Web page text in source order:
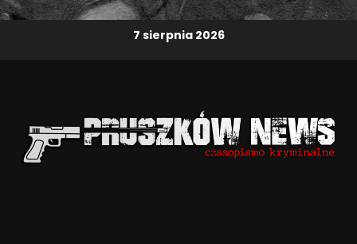
7 sierpnia 2026